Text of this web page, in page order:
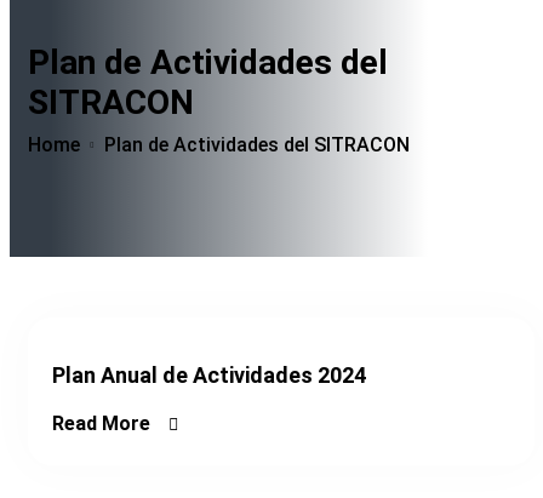
Plan de Actividades del
SITRACON
Home Plan de Actividades del SITRACON
Plan Anual de Actividades 2024
Read More